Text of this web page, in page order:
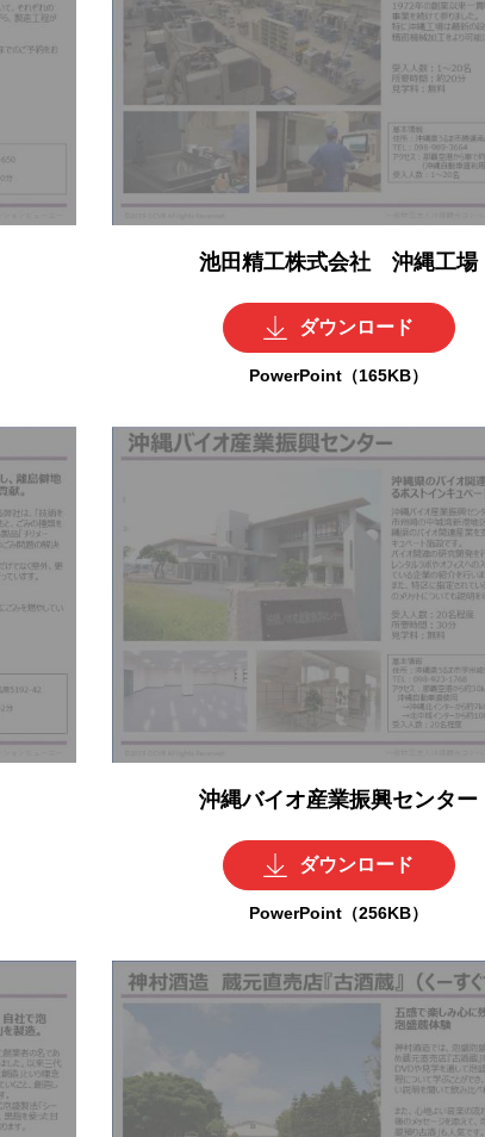
池田精工株式会社 沖縄工場
ダウンロード
PowerPoint（165KB）
沖縄バイオ産業振興センター
ダウンロード
PowerPoint（256KB）